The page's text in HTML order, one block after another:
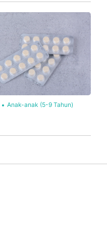
Anak-anak (5-9 Tahun)